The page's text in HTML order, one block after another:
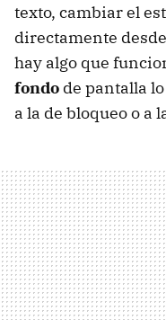
texto, cambiar el
directamente
hay algo que
fondo de pantalla
a la de bloqueo o a